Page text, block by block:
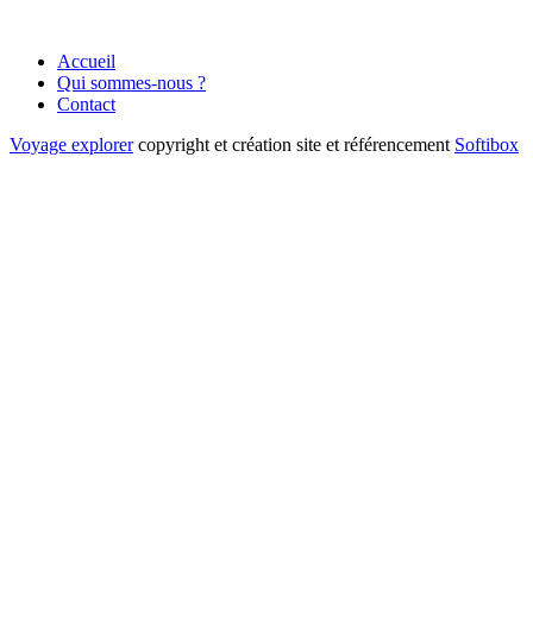
Accueil
Qui sommes-nous ?
Contact
Voyage explorer copyright et création site et référencement Softibox